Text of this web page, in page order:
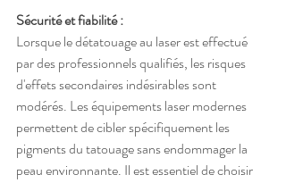
Sécurité et fiabilité :
Lorsque le détatouage au laser est effectué
par des professionnels qualifiés, les risques
d'effets secondaires indésirables sont
modérés. Les équipements laser modernes
permettent de cibler spécifiquement les
pigments du tatouage sans endommager la
peau environnante. Il est essentiel de choisir